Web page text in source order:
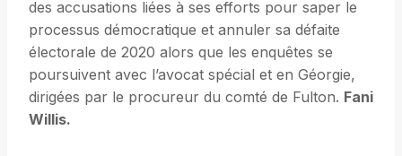
des accusations liées à ses efforts pour saper le
processus démocratique et annuler sa défaite
électorale de 2020 alors que les enquêtes se
poursuivent avec l’avocat spécial et en Géorgie,
dirigées par le procureur du comté de Fulton. Fani
Willis.